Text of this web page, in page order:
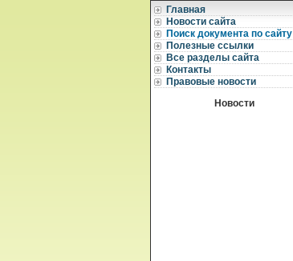
Главная
Новости сайта
Поиск документа по сайту
Полезные ссылки
Все разделы сайта
Контакты
Правовые новости
Новости